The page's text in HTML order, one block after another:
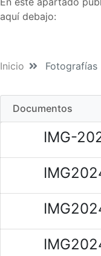
aquí debajo:
Inicio Fotografías
Documentos
IMG-